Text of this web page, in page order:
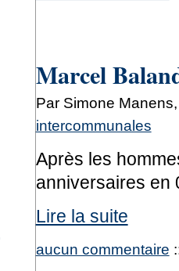
Marcel
Par Simone
intercommunales
Après les
anniversaires en
Lire la suite
aucun commentaire